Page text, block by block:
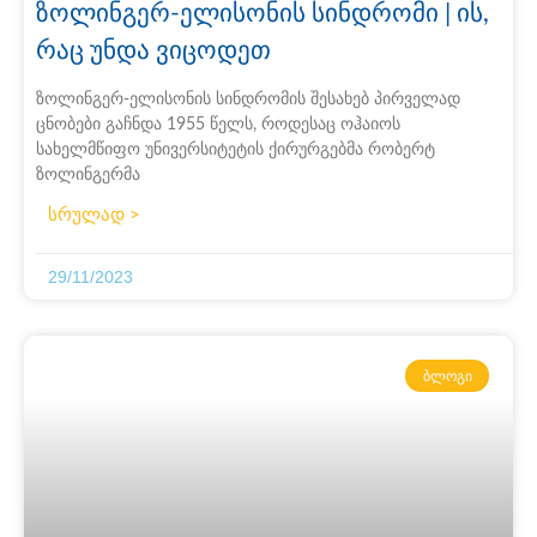
ზოლინგერ-ელისონის სინდრომი | ის,
რაც უნდა ვიცოდეთ
ზოლინგერ-ელისონის სინდრომის შესახებ პირველად
ცნობები გაჩნდა 1955 წელს, როდესაც ოჰაიოს
სახელმწიფო უნივერსიტეტის ქირურგებმა რობერტ
ზოლინგერმა
სრულად >
29/11/2023
ᲑᲚᲝᲒᲘ